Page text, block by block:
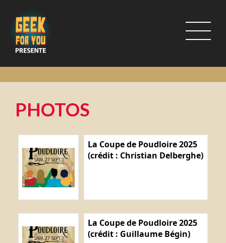
PHOTOS
La Coupe de Poudloire 2025
(crédit : Christian Delberghe)
La Coupe de Poudloire 2025
(crédit : Guillaume Bégin)